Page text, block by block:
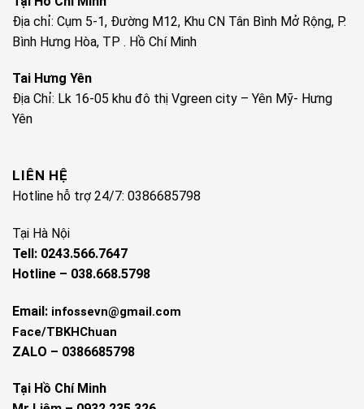
Địa chỉ: Cụm 5-1, Đường M12, Khu CN Tân Bình Mở Rộng, P.
Bình Hưng Hòa, TP . Hồ Chí Minh
Tai Hưng Yên
Địa Chỉ: Lk 16-05 khu đô thị Vgreen city – Yên Mỹ- Hưng
Yên
LIÊN HỆ
Hotline hỗ trợ 24/7: 0386685798
Tại Hà Nội
Tell: 0243.566.7647
Hotline – 038.668.5798
Email: infossevn@gmail.com
Face/TBKHChuan
ZALO – 0386685798
Tại Hồ Chí Minh